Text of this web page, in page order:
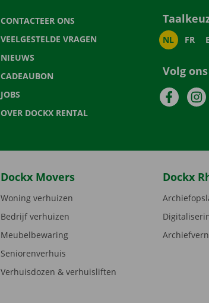
CONTACTEER ONS
VEELGESTELDE VRAGEN
NIEUWS
CADEAUBON
JOBS
OVER DOCKX RENTAL
NL FR
Volg ons
Dockx Movers
Woning verhuizen
Bedrijf verhuizen
Meubelbewaring
Seniorenverhuis
Verhuisdozen & verhuisliften
Dockx